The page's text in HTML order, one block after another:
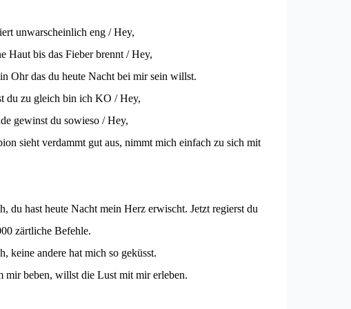
unwarscheinlich eng / Hey,
Haut bis das Fieber brennt / Hey,
Ohr das du heute Nacht bei mir sein willst.
du zu gleich bin ich KO / Hey,
gewinst du sowieso / Hey,
sieht verdammt gut aus, nimmt mich einfach zu sich mit
du hast heute Nacht mein Herz erwischt. Jetzt regierst du
zärtliche Befehle.
keine andere hat mich so geküsst.
mir beben, willst die Lust mit mir erleben.